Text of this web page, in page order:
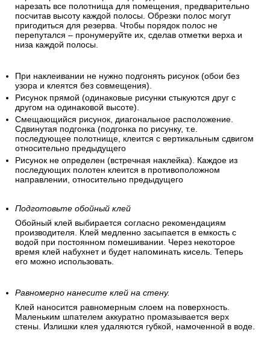
нарезать все полотнища для помещения, предварительно
посчитав высоту каждой полосы. Обрезки полос могут
пригодиться для резерва. Чтобы порядок полос не
перепутался – пронумеруйте их, сделав отметки верха и
низа каждой полосы.
При наклеивании не нужно подгонять рисунок (обои без
узора и клеятся без совмещения).
Рисунок прямой (одинаковые рисунки стыкуются друг с
другом на одинаковой высоте).
Смещающийся рисунок, диагональное расположение.
Сдвинутая подгонка (подгонка по рисунку, т.е.
последующее полотнище, клеится с вертикальным сдвигом
относительно предыдущего
Рисунок не определен (встречная наклейка). Каждое из
последующих полотен клеится в противоположном
направлении, относительно предыдущего
Подготовьте обойный клей
Обойный клей выбирается согласно рекомендациям
производителя. Клей медленно засыпается в емкость с
водой при постоянном помешивании. Через некоторое
время клей набухнет и будет напоминать кисель. Теперь
его можно использовать.
Равномерно нанесите клей на стену.
Клей наносится равномерным слоем на поверхность.
Маленьким шпателем аккуратно промазывается верх
стены. Излишки клея удаляются губкой, намоченной в воде.